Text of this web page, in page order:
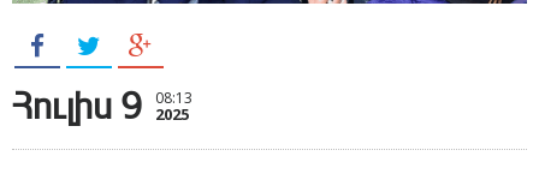
Հուլիս 9 08:13
2025